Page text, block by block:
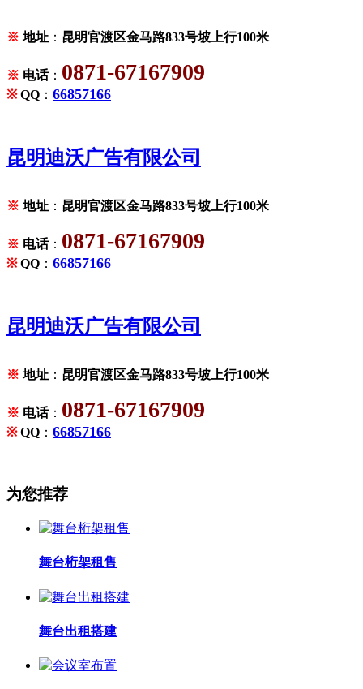
※ 地址 ： 昆明官渡区金马路833号坡上行100米
※ 电话： 0871-67167909
※QQ ： 66857166
昆明迪沃广告有限公司
※ 地址 ： 昆明官渡区金马路833号坡上行100米
※ 电话： 0871-67167909
※QQ ： 66857166
昆明迪沃广告有限公司
※ 地址 ： 昆明官渡区金马路833号坡上行100米
※ 电话： 0871-67167909
※QQ ： 66857166
为您推荐
舞台桁架租售
舞台出租搭建